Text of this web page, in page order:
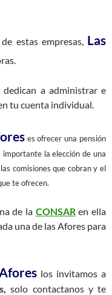
estas empresas, Las
a administrar e
tu cuenta individual.
es ofrecer una pensión
la elección de una
comisiones que cobran y el
te ofrecen.
de la CONSARen ella
una de las Afores para
los invitamos a
solo contactanos y te